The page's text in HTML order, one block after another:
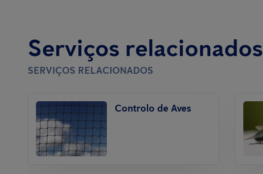
Serviços relacionados
SERVIÇOS RELACIONADOS
Controlo de Aves